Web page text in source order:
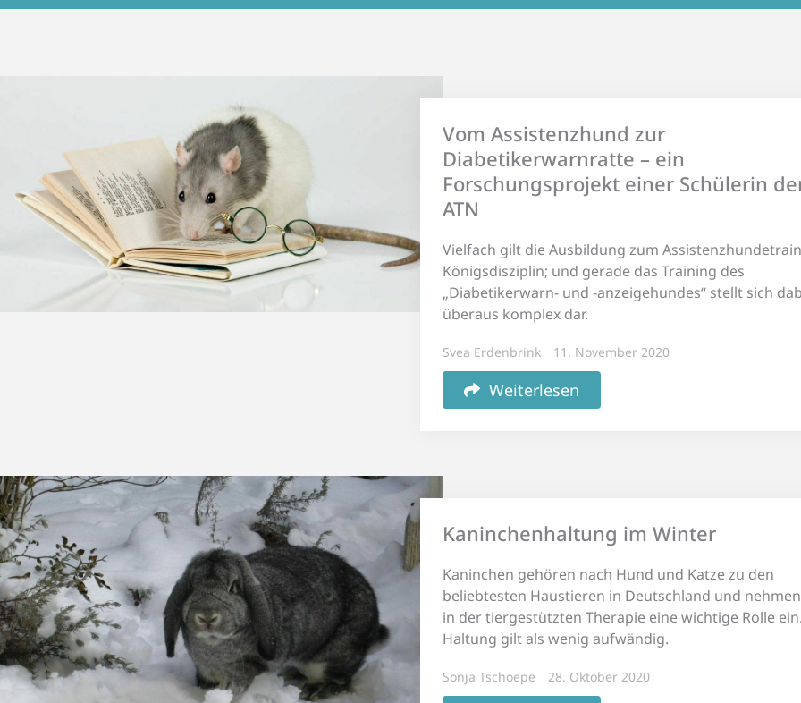
Vom Assistenzhund zur
Diabetikerwarnratte – ein
Forschungsprojekt einer Schülerin
ATN
Vielfach gilt die Ausbildung zum
Königsdisziplin; und gerade das Training des
„Diabetikerwarn- und -anzeigehundes“ stellt sich
überaus komplex dar.
Svea Erdenbrink 11. November 2020
Weiterlesen
Kaninchenhaltung im Winter
Kaninchen gehören nach Hund und Katze zu den
beliebtesten Haustieren in Deutschland und
in der tiergestützten Therapie eine wichtige Rolle
Haltung gilt als wenig aufwändig.
Sonja Tschoepe 28. Oktober 2020